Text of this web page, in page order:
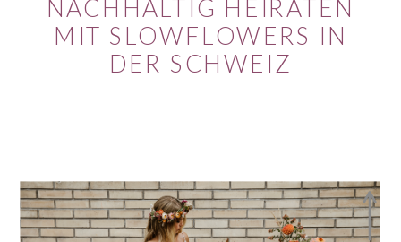
NACHHALTIG HEIRATEN
MIT SLOWFLOWERS IN
DER SCHWEIZ